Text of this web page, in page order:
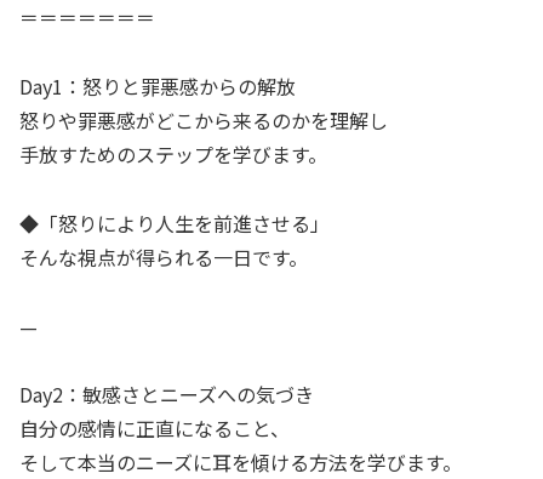
＝＝＝＝＝＝＝
Day1：怒りと罪悪感からの解放
怒りや罪悪感がどこから来るのかを理解し
手放すためのステップを学びます。
◆「怒りにより人生を前進させる」
そんな視点が得られる一日です。
—
Day2：敏感さとニーズへの気づき
自分の感情に正直になること、
そして本当のニーズに耳を傾ける方法を学びます。